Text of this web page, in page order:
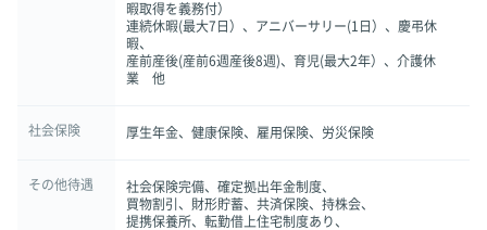
暇取得を義務付）
連続休暇(最大7日）、アニバーサリー(1日）、慶弔休
暇、
産前産後(産前6週産後8週)、育児(最大2年）、介護休
業 他
社会保険 厚生年金、健康保険、雇用保険、労災保険
その他待遇
社会保険完備、確定拠出年金制度、
買物割引、財形貯蓄、共済保険、持株会、
提携保養所、転勤借上住宅制度あり、